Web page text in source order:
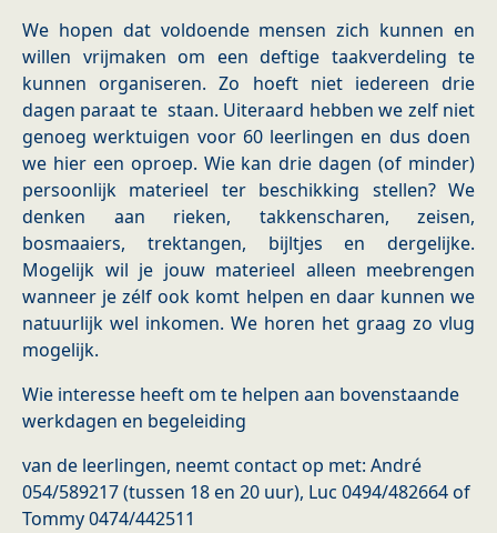
We hopen dat voldoende mensen zich kunnen en
willen vrijmaken om een deftige taakverdeling te
kunnen organiseren. Zo hoeft niet iedereen drie
dagen paraat te staan. Uiteraard hebben we zelf niet
genoeg werktuigen voor 60 leerlingen en dus doen
we hier een oproep. Wie kan drie dagen (of minder)
persoonlijk materieel ter beschikking stellen? We
denken aan rieken, takkenscharen, zeisen,
bosmaaiers, trektangen, bijltjes en dergelijke.
Mogelijk wil je jouw materieel alleen meebrengen
wanneer je zélf ook komt helpen en daar kunnen we
natuurlijk wel inkomen. We horen het graag zo vlug
mogelijk.
Wie interesse heeft om te helpen aan bovenstaande
werkdagen en begeleiding
van de leerlingen, neemt contact op met: André
054/589217 (tussen 18 en 20 uur), Luc 0494/482664 of
Tommy 0474/442511